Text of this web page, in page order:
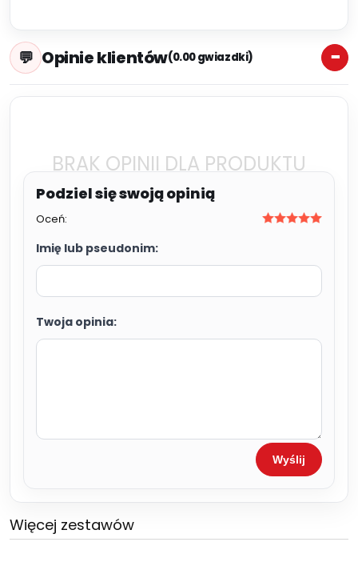
Opinie klientów(0.00 gwiazdki)
BRAK OPINII DLA PRODUKTU
Oceń:
Imię lub pseudonim:
Twoja opinia:
Wyślij
Więcej zestawów